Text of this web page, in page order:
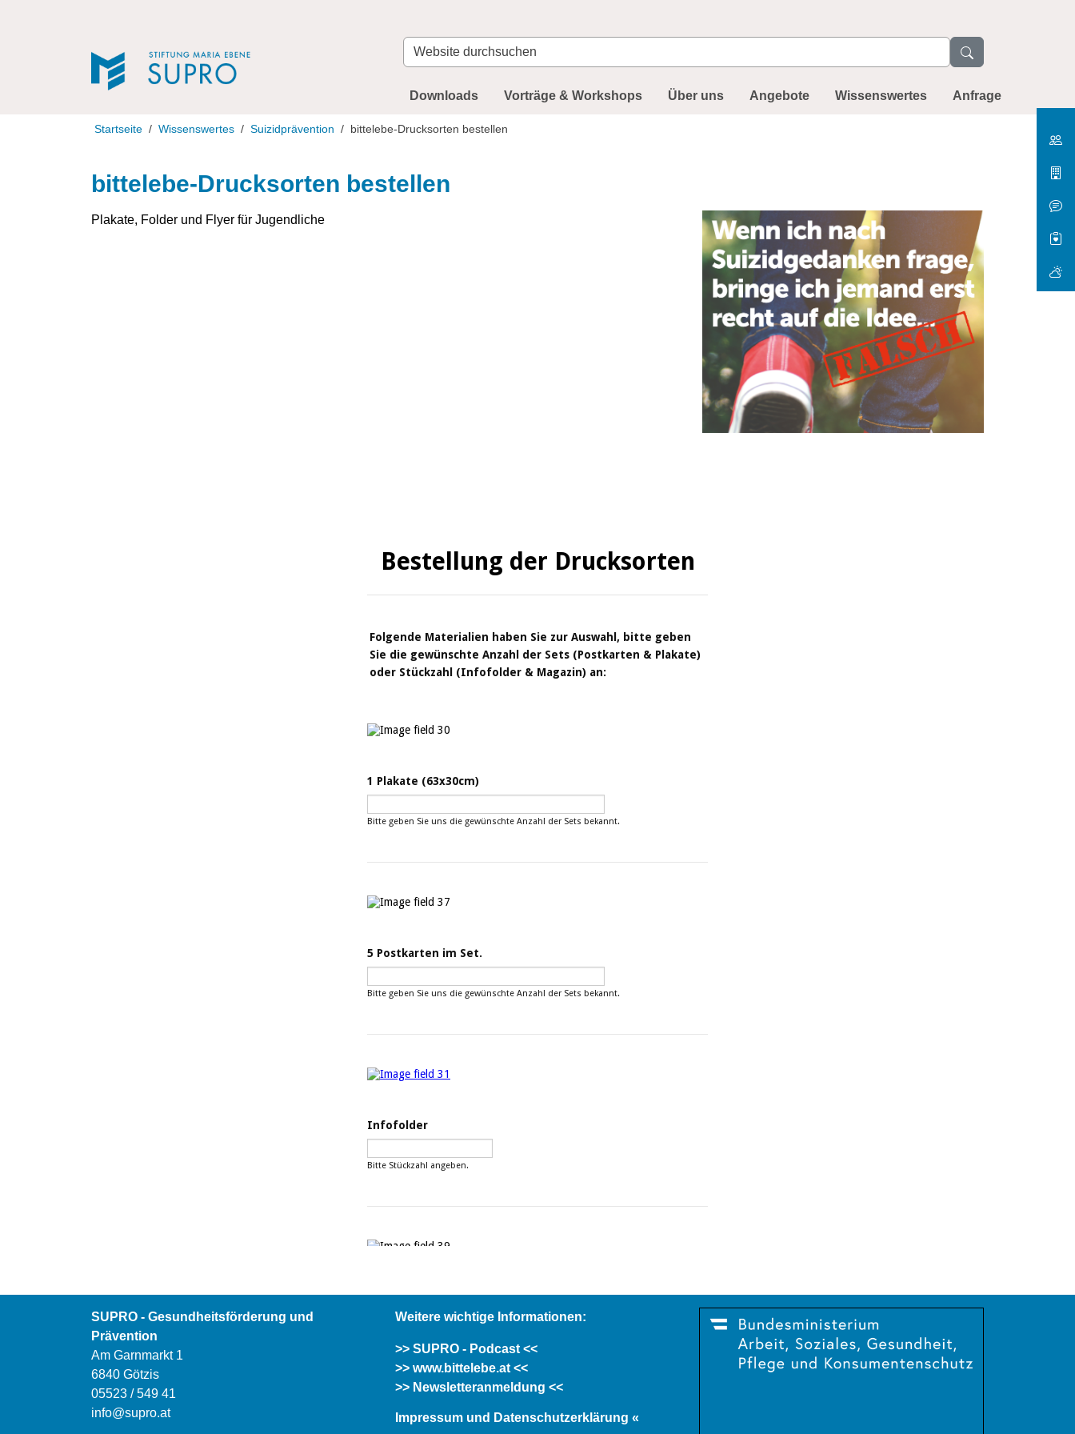
Website
durchsuchen
Downloads Vorträge & Workshops Über uns Angebote Wissenswertes Anfrage
Startseite Wissenswertes Suizidprävention bittelebe-Drucksorten bestellen
bittelebe-Drucksorten bestellen
Plakate, Folder und Flyer für Jugendliche
SUPRO - Gesundheitsförderung und
Prävention
Am Garnmarkt 1
6840 Götzis
05523 / 549 41
info@supro.at
Weitere wichtige Informationen:
>> SUPRO - Podcast <<
>> www.bittelebe.at <<
>> Newsletteranmeldung <<
Impressum und Datenschutzerklärung «